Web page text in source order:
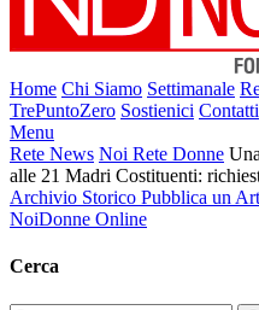
Home Chi Siamo Settimanale
TrePuntoZero Sostienici Contatti
Menu
Rete News Noi Rete Donne
alle 21 Madri Costituenti:
Archivio Storico Pubblica un
NoiDonne Online
Cerca